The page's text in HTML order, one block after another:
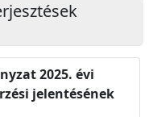
2025. évi
jelentésének